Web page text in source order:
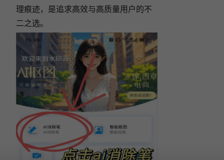
理痕迹，是追求高效与高质量用户的不
二之选。